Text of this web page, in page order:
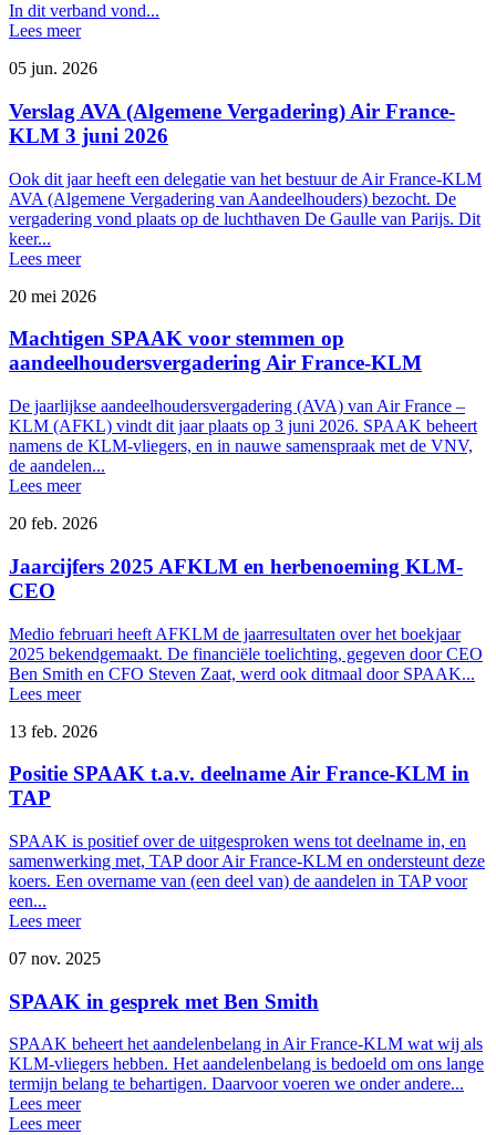
In dit verband vond...
Lees meer
05 jun. 2026
Verslag AVA (Algemene Vergadering) Air France-
KLM 3 juni 2026
Ook dit jaar heeft een delegatie van het bestuur de Air France-KLM
AVA (Algemene Vergadering van Aandeelhouders) bezocht. De
vergadering vond plaats op de luchthaven De Gaulle van Parijs. Dit
keer...
Lees meer
20 mei 2026
Machtigen SPAAK voor stemmen op
aandeelhoudersvergadering Air France-KLM
De jaarlijkse aandeelhoudersvergadering (AVA) van Air France –
KLM (AFKL) vindt dit jaar plaats op 3 juni 2026. SPAAK beheert
namens de KLM-vliegers, en in nauwe samenspraak met de VNV,
de aandelen...
Lees meer
20 feb. 2026
Jaarcijfers 2025 AFKLM en herbenoeming KLM-
CEO
Medio februari heeft AFKLM de jaarresultaten over het boekjaar
2025 bekendgemaakt. De financiële toelichting, gegeven door CEO
Ben Smith en CFO Steven Zaat, werd ook ditmaal door SPAAK...
Lees meer
13 feb. 2026
Positie SPAAK t.a.v. deelname Air France-KLM in
TAP
SPAAK is positief over de uitgesproken wens tot deelname in, en
samenwerking met, TAP door Air France-KLM en ondersteunt deze
koers. Een overname van (een deel van) de aandelen in TAP voor
een...
Lees meer
07 nov. 2025
SPAAK in gesprek met Ben Smith
SPAAK beheert het aandelenbelang in Air France-KLM wat wij als
KLM-vliegers hebben. Het aandelenbelang is bedoeld om ons lange
termijn belang te behartigen. Daarvoor voeren we onder andere...
Lees meer
Lees meer